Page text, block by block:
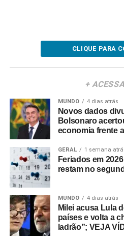
CLIQUE PARA
+
MUNDO 4 dias atrás
Novos dados
Bolsonaro
economia frente
GERAL 1 semana
Feriados em
restam no
MUNDO 4 dias atrás
Milei acusa Lula
países e volta a
ladrão”; VEJA